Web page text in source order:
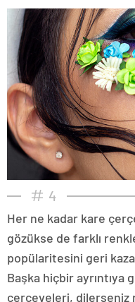
4
Her ne kadar kare
gözükse de farklı
popülaritesini geri
Başka hiçbir ayrıntıya
çerçeveleri, dilerseniz